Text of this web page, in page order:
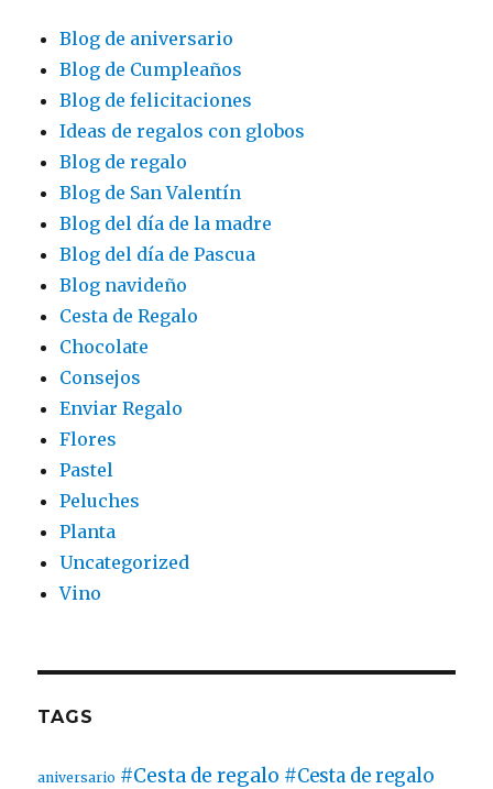
Blog de aniversario
Blog de Cumpleaños
Blog de felicitaciones
Ideas de regalos con globos
Blog de regalo
Blog de San Valentín
Blog del día de la madre
Blog del día de Pascua
Blog navideño
Cesta de Regalo
Chocolate
Consejos
Enviar Regalo
Flores
Pastel
Peluches
Planta
Uncategorized
Vino
TAGS
aniversario #Cesta de regalo #Cesta de regalo